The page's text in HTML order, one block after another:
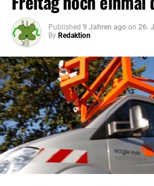
Published 9 Jahren ago on 26.
By Redaktion